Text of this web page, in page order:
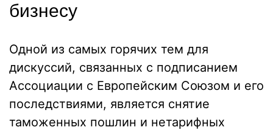
бизнесу
Одной из самых горячих тем для
дискуссий, связанных с подписанием
Ассоциации с Европейским Союзом и его
последствиями, является снятие
таможенных пошлин и нетарифных